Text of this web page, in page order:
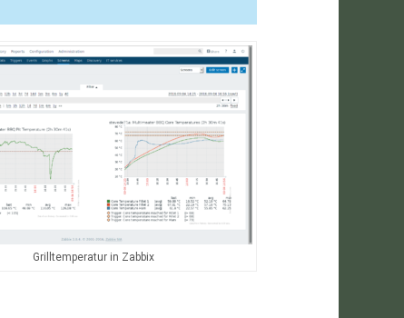
Grilltemperatur in Zabbix